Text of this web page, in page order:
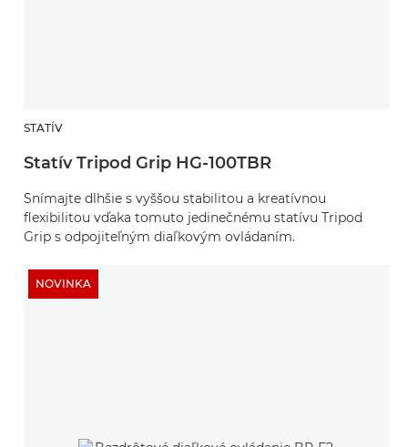
STATÍV
Statív Tripod Grip HG-100TBR
Snímajte dlhšie s vyššou stabilitou a kreatívnou
flexibilitou vďaka tomuto jedinečnému statívu Tripod
Grip s odpojiteľným diaľkovým ovládaním.
NOVINKA